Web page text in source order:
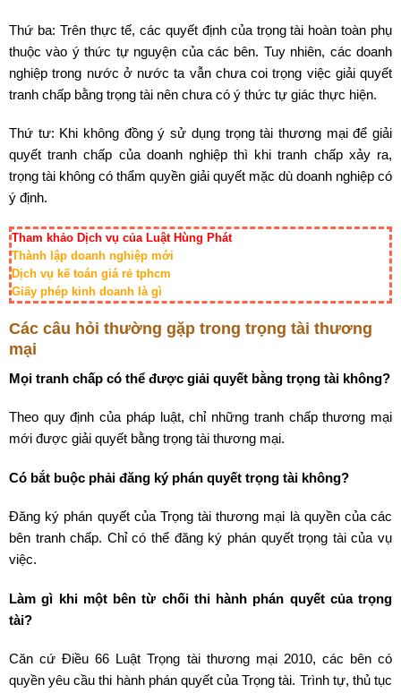
Thứ ba: Trên thực tế, các quyết định của trọng tài hoàn toàn phụ
thuộc vào ý thức tự nguyện của các bên. Tuy nhiên, các doanh
nghiệp trong nước ở nước ta vẫn chưa coi trọng việc giải quyết
tranh chấp bằng trọng tài nên chưa có ý thức tự giác thực hiện.
Thứ tư: Khi không đồng ý sử dụng trọng tài thương mại để giải
quyết tranh chấp của doanh nghiệp thì khi tranh chấp xảy ra,
trọng tài không có thẩm quyền giải quyết mặc dù doanh nghiệp có
ý định.
Tham khảo Dịch vụ của Luật Hùng Phát
Thành lập doanh nghiệp mới
Dịch vụ kế toán giá rẻ tphcm
Giấy phép kinh doanh là gì
Các câu hỏi thường gặp trong trọng tài thương
mại
Mọi tranh chấp có thể được giải quyết bằng trọng tài không?
Theo quy định của pháp luật, chỉ những tranh chấp thương mại
mới được giải quyết bằng trọng tài thương mại.
Có bắt buộc phải đăng ký phán quyết trọng tài không?
Đăng ký phán quyết của Trọng tài thương mại là quyền của các
bên tranh chấp. Chỉ có thể đăng ký phán quyết trọng tài của vụ
việc.
Làm gì khi một bên từ chối thi hành phán quyết của trọng
tài?
Căn cứ Điều 66 Luật Trọng tài thương mại 2010, các bên có
quyền yêu cầu thi hành phán quyết của Trọng tài. Trình tự, thủ tục